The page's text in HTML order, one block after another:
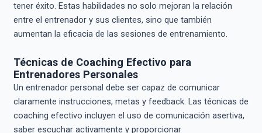
tener éxito. Estas habilidades no solo mejoran la relación
entre el entrenador y sus clientes, sino que también
aumentan la eficacia de las sesiones de entrenamiento.
Técnicas de Coaching Efectivo para
Entrenadores Personales
Un entrenador personal debe ser capaz de comunicar
claramente instrucciones, metas y feedback. Las técnicas de
coaching efectivo incluyen el uso de comunicación asertiva,
saber escuchar activamente y proporcionar